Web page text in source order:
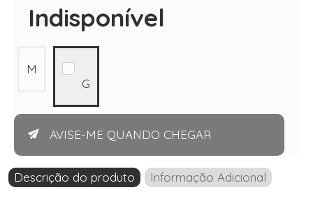
Indisponível
M
G
AVISE-ME QUANDO CHEGAR
Descrição do produto Informação Adicional